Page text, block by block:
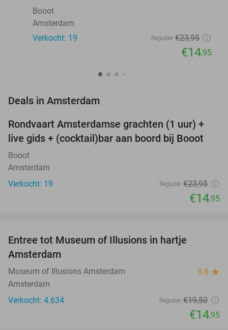
Booot
Amsterdam
Verkocht: 19
Regulier €23,95
€14,95
Deals in Amsterdam
38%
TODAY
Rondvaart Amsterdamse grachten (1 uur) +
live gids + (cocktail)bar aan boord bij Booot
Booot
Amsterdam
Verkocht: 19
Regulier €23,95
€14,95
Entree tot Museum of Illusions in hartje
Amsterdam
Museum of Illusions Amsterdam 9.8 star
Amsterdam
Verkocht: 4.634
Regulier €19,50
€14,95